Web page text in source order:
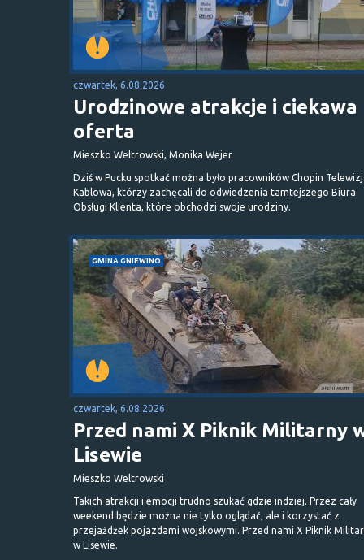
czwartek, 6.08.2026
Urodzinowe atrakcje i ciekawa
oferta
Mieszko Weltrowski, Monika Wejer
Dziś w Pucku spotkać można było pracowników Chopin
Kablowa, którzy zachęcali do odwiedzenia tamtejszego Biura
Obsługi Klienta, które obchodzi swoje urodziny.
GMINA GNIEWINO
czwartek, 6.08.2026
Przed nami X Piknik Militarny
Lisewie
Mieszko Weltrowski
Takich atrakcji i emocji trudno szukać gdzie indziej. Przez cały
weekend będzie można nie tylko oglądać, ale i korzystać z
przejażdżek pojazdami wojskowymi. Przed nami X Piknik
w Lisewie.